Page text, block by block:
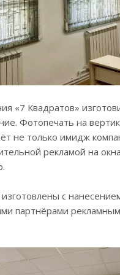
«7 Квадратов»
Фотопечать на
не только имидж
рекламой на
с
партнёрами